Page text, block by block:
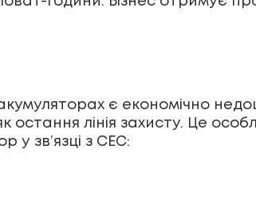
є економічно
лінія захисту. Це
у зв’язці з СЕС: